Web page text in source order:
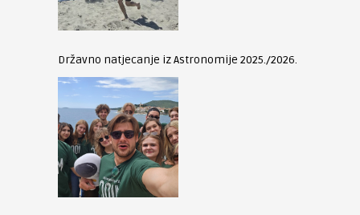
Državno natjecanje iz Astronomije 2025./2026.